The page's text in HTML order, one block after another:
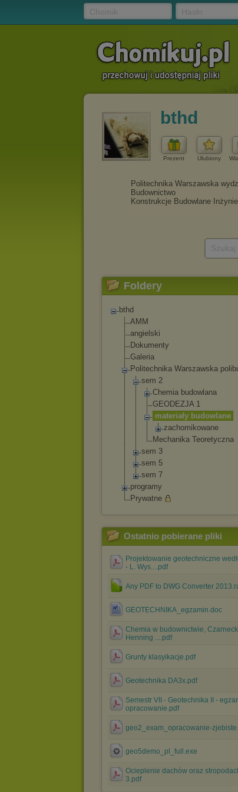
bthd
Prezent Ulubiony
Foldery
bthd
AMM
angielski
Dokumenty
Galeria
Politechnika Warszawska
sem 2
Chemia budowlana
GEODEZJA 1
materiały budowlane
zachomikowane
Mechanika Teoretyczna
sem 3
sem 5
sem 7
programy
Prywatne
Ostatnio pobierane pliki
Projektowanie geotechniczne
- L. Wys....pdf
Any PDF to DWG Converter
GEOTECHNIKA_egzamin.doc
Chemia w budownictwie,
Henning ....pdf
Grunty klasyikacje.pdf
Geotechnika DA3x.pdf
Semestr VII - Geotechnika II -
opracowanie.pdf
geo2_exam_opracowanie-
geo5demo_pl_full.exe
Ocieplenie dachów oraz
3.pdf